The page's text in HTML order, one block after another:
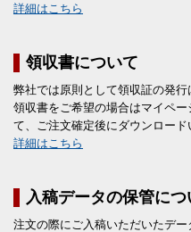
詳細はこちら
領収書について
弊社では原則として領収証の発行
領収書をご希望の場合はマイペ
て、ご注文確定後にダウンロード
詳細はこちら
入稿データの保管につ
注文の際にご入稿いただいたデ